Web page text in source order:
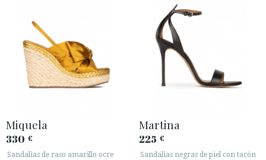
Miquela
330 €
Sandalias de raso amarillo ocre
Martina
225 €
Sandalias negras de piel con tacón